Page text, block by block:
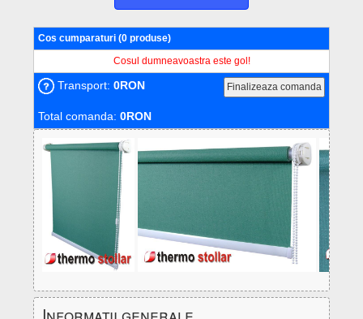
lucy08000
Semitransparent
lucy08001
Semitransparent Semitransparent
Semitransparent
madeira50001
Semitransparent
Cos cumparaturi (0 produse)
Transport: 0RON
Total comanda: 0RON
Cosul dumneavoastra este gol!